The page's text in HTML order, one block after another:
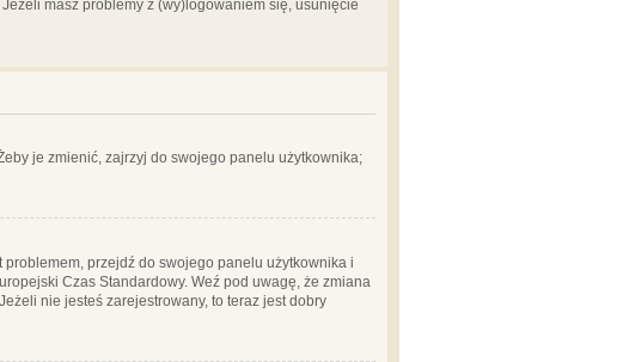
masz problemy z (wy)logowaniem się, usunięcie
je zmienić, zajrzyj do swojego panelu użytkownika;
przejdź do swojego panelu użytkownika i
Czas Standardowy. Weź pod uwagę, że zmiana
nie jesteś zarejestrowany, to teraz jest dobry